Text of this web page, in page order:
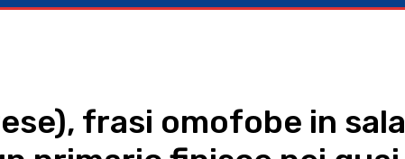
frasi omofobe in sala